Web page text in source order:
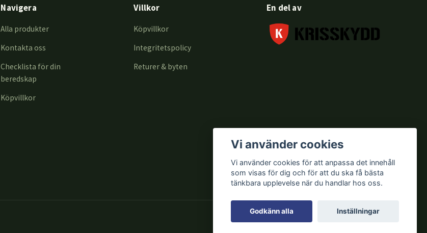
Navigera
Alla produkter
Kontakta oss
Checklista för din
beredskap
Köpvillkor
Villkor
Köpvillkor
Integritetspolicy
Returer & byten
En del av
Vi använder cookies
Vi använder cookies för att anpassa det innehåll
som visas för dig och för att du ska få bästa
tänkbara upplevelse när du handlar hos oss.
Godkänn alla Inställningar